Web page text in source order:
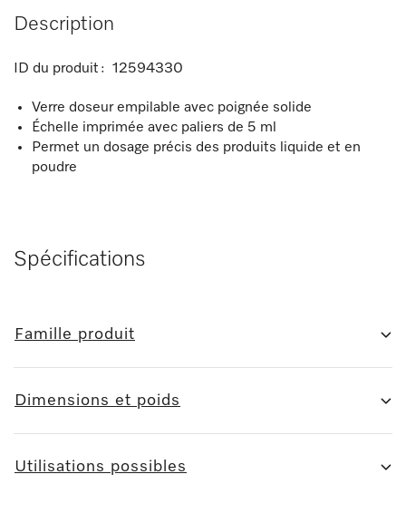
Description
ID du produit : 12594330
Verre doseur empilable avec poignée solide
Échelle imprimée avec paliers de 5 ml
Permet un dosage précis des produits liquide et en
poudre
Spécifications
Famille produit
Dimensions et poids
Utilisations possibles